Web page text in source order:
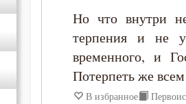
Григорий Палама
Но что внутри
терпения и не
временного, и
Потерпеть же
В избранное